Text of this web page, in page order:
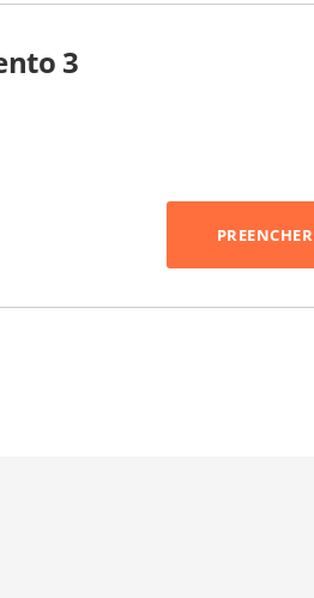
3
PREENCHER